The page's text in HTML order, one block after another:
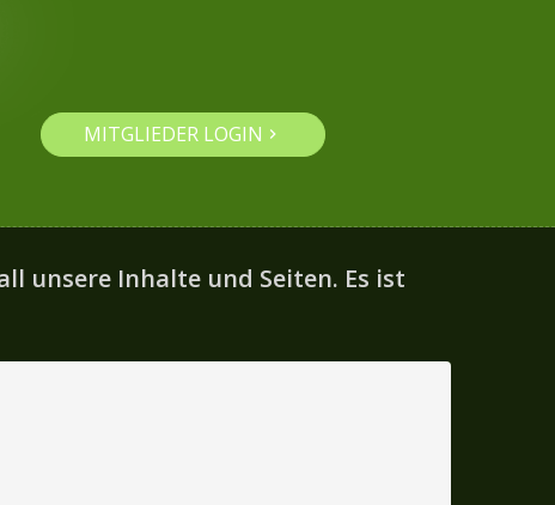
MITGLIEDER LOGIN
unsere Inhalte und Seiten. Es ist